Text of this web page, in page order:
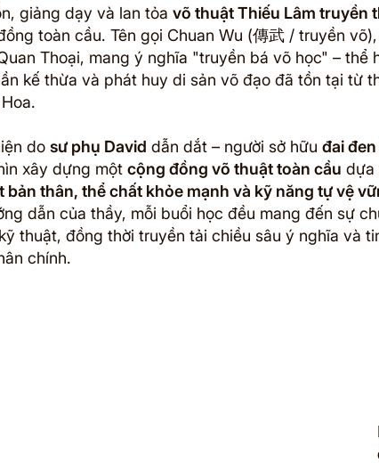
giảng dạy và lan tỏavõ thuật Thiếu Lâm truyền
toàn cầu. Tên gọi Chuan Wu (傳武 / truyền
Thoại, mang ý nghĩa "truyền bá võ học" – thể
kế thừa và phát huy di sản võ đạo đã tồn tại từ
dosư phụ David dẫn dắt – người sở hữuđai
xây dựng mộtcộng đồng võ thuật toàn cầu dựa
bản thân, thể chất khỏe mạnh và kỹ năng tự vệ
dẫn của thầy, mỗi buổi học đều mang đến sự
thuật, đồng thời truyền tải chiều sâu ý nghĩa và
chính.